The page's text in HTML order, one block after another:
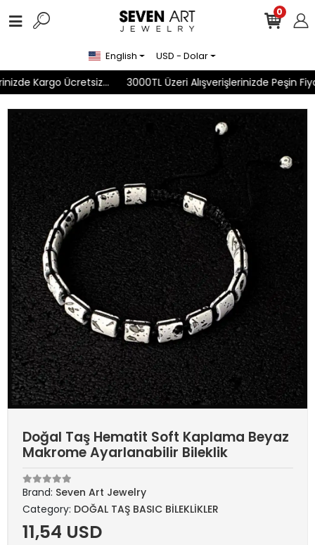
Kargo Ücretsiz... 3000TL Üzeri Alışverişlerinizde Peşin
0
English USD - Dolar
Doğal Taş Hematit Soft Kaplama Beyaz
Makrome Ayarlanabilir Bileklik
Brand: Seven Art Jewelry
Category: DOĞAL TAŞ BASIC BİLEKLİKLER
11,54 USD